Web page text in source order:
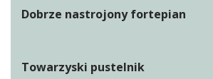
Dobrze nastrojony fortepian
Towarzyski pustelnik